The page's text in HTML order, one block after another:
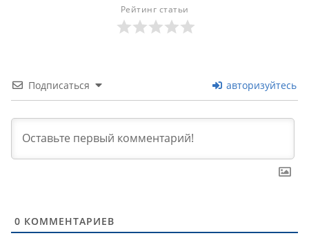
Рейтинг статьи
Подписаться авторизуйтесь
0 КОММЕНТАРИЕВ